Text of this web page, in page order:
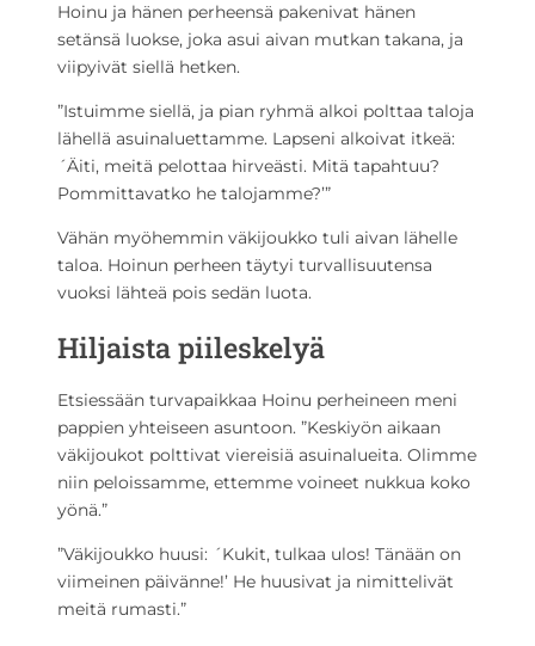
Hoinu ja hänen perheensä pakenivat hänen
setänsä luokse, joka asui aivan mutkan takana, ja
viipyivät siellä hetken.
”Istuimme siellä, ja pian ryhmä alkoi polttaa taloja
lähellä asuinaluettamme. Lapseni alkoivat itkeä:
´Äiti, meitä pelottaa hirveästi. Mitä tapahtuu?
Pommittavatko he talojamme?’”
Vähän myöhemmin väkijoukko tuli aivan lähelle
taloa. Hoinun perheen täytyi turvallisuutensa
vuoksi lähteä pois sedän luota.
Hiljaista piileskelyä
Etsiessään turvapaikkaa Hoinu perheineen meni
pappien yhteiseen asuntoon. ”Keskiyön aikaan
väkijoukot polttivat viereisiä asuinalueita. Olimme
niin peloissamme, ettemme voineet nukkua koko
yönä.”
”Väkijoukko huusi: ´Kukit, tulkaa ulos! Tänään on
viimeinen päivänne!’ He huusivat ja nimittelivät
meitä rumasti.”